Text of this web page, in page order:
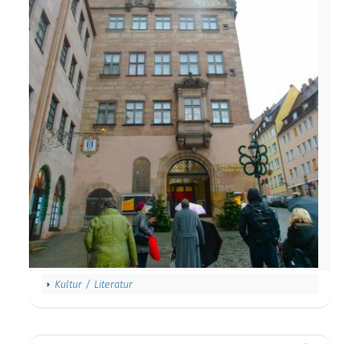
Kultur / Literatur